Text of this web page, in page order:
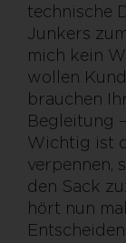
technische
Junkers
mich kein
wollen
brauchen
Begleitung
Wichtig ist
verpennen,
den Sack
hört nun